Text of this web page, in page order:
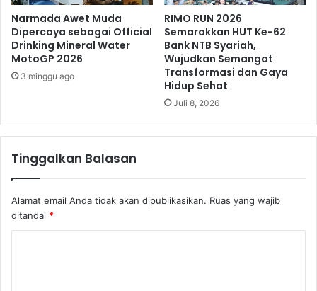
Narmada Awet Muda
Dipercaya sebagai Official
Drinking Mineral Water
MotoGP 2026
3 minggu ago
RIMO RUN 2026
Semarakkan HUT Ke-62
Bank NTB Syariah,
Wujudkan Semangat
Transformasi dan Gaya
Hidup Sehat
Juli 8, 2026
Tinggalkan Balasan
Alamat email Anda tidak akan dipublikasikan. Ruas yang wajib
ditandai *